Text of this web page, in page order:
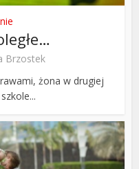
Brzostek
żona w drugiej